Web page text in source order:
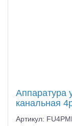
Аппаратура
канальная
Артикул: